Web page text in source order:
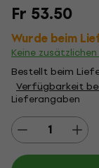
Fr 53.50
Wurde beim
Keine
Bestellt beim
Verfügbarkeit
Lieferangaben